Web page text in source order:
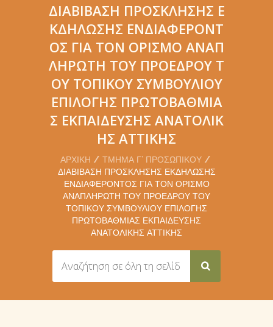
ΔΙΑΒΊΒΑΣΗ ΠΡΌΣΚΛΗΣΗΣ Ε
ΚΔΉΛΩΣΗΣ ΕΝΔΙΑΦΈΡΟΝΤ
ΟΣ ΓΙΑ ΤΟΝ ΟΡΙΣΜΌ ΑΝΑΠ
ΛΗΡΩΤΉ ΤΟΥ ΠΡΟΈΔΡΟΥ Τ
ΟΥ ΤΟΠΙΚΟΎ ΣΥΜΒΟΥΛΊΟΥ
ΕΠΙΛΟΓΉΣ ΠΡΩΤΟΒΆΘΜΙΑ
Σ ΕΚΠΑΊΔΕΥΣΗΣ ΑΝΑΤΟΛΙΚ
ΉΣ ΑΤΤΙΚΉΣ
ΑΡΧΙΚΉ
ΤΜΉΜΑ Γ’ ΠΡΟΣΩΠΙΚΟΎ
ΔΙΑΒΊΒΑΣΗ ΠΡΌΣΚΛΗΣΗΣ ΕΚΔΉΛΩΣΗΣ
ΕΝΔΙΑΦΈΡΟΝΤΟΣ ΓΙΑ ΤΟΝ ΟΡΙΣΜΌ
ΑΝΑΠΛΗΡΩΤΉ ΤΟΥ ΠΡΟΈΔΡΟΥ ΤΟΥ
ΤΟΠΙΚΟΎ ΣΥΜΒΟΥΛΊΟΥ ΕΠΙΛΟΓΉΣ
ΠΡΩΤΟΒΆΘΜΙΑΣ ΕΚΠΑΊΔΕΥΣΗΣ
ΑΝΑΤΟΛΙΚΉΣ ΑΤΤΙΚΉΣ